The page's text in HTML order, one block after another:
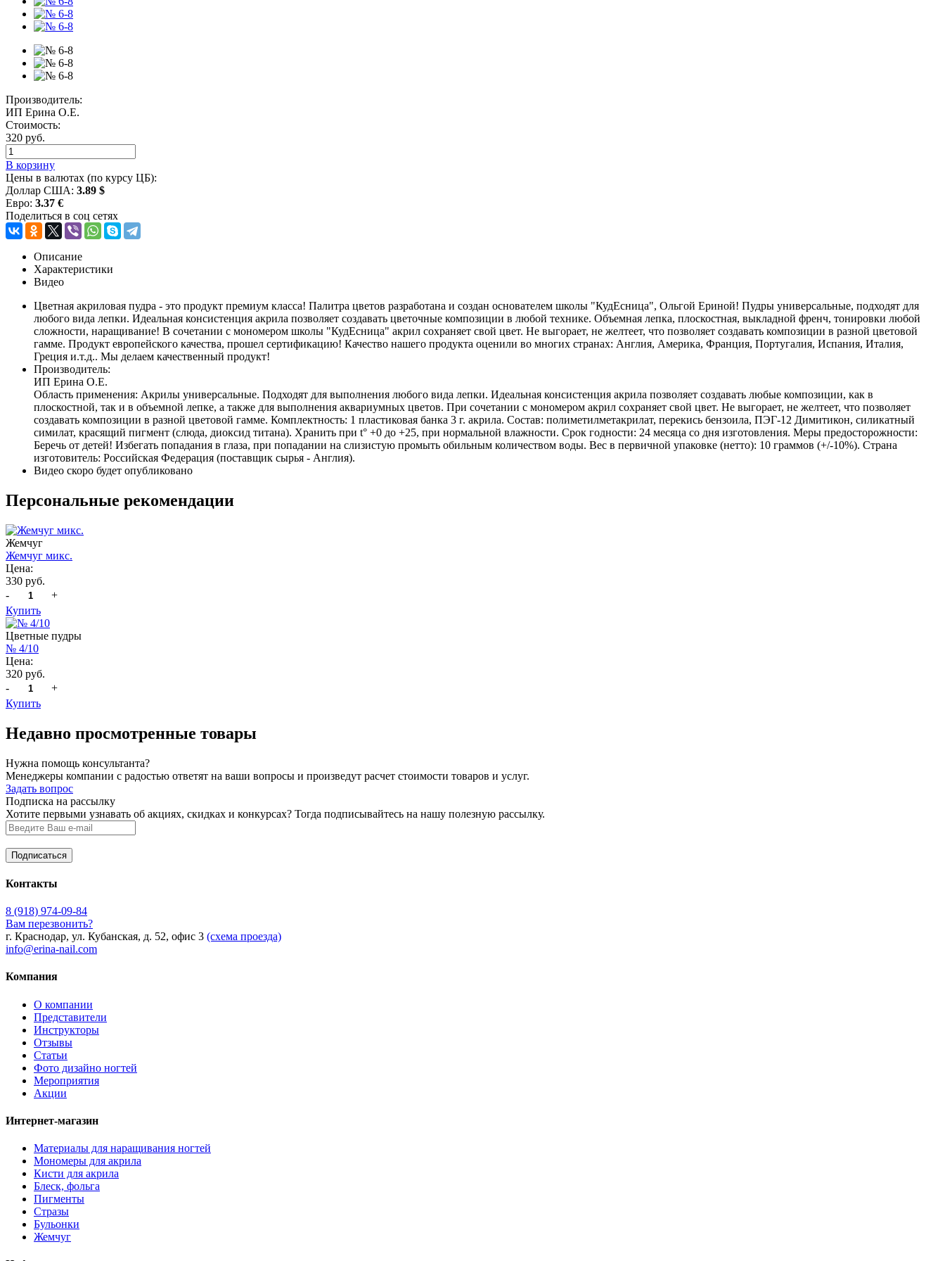
Производитель:
ИП Ерина О.Е.
Стоимость:
320 руб.
В корзину
Цены в валютах (по курсу ЦБ):
Доллар США: 3.89 $
Евро: 3.37 €
Поделиться в соц сетях
Описание
Характеристики
Видео
Цветная акриловая пудра - это продукт премиум класса! Палитра цветов разработана и создан основателем школы "КудЕсница", Ольгой Ериной! Пудры универсальные, подходят для
любого вида лепки. Идеальная консистенция акрила позволяет создавать цветочные композиции в любой технике. Объемная лепка, плоскостная, выкладной френч, тонировки любой
сложности, наращивание! В сочетании с мономером школы "КудЕсница" акрил сохраняет свой цвет. Не выгорает, не желтеет, что позволяет создавать композиции в разной цветовой
гамме. Продукт европейского качества, прошел сертификацию! Качество нашего продукта оценили во многих странах: Англия, Америка, Франция, Португалия, Испания, Италия,
Греция и.т.д.. Мы делаем качественный продукт!
Производитель:
ИП Ерина О.Е.
Область применения: Акрилы универсальные. Подходят для выполнения любого вида лепки. Идеальная консистенция акрила позволяет создавать любые композиции, как в
плоскостной, так и в объемной лепке, а также для выполнения аквариумных цветов. При сочетании с мономером акрил сохраняет свой цвет. Не выгорает, не желтеет, что позволяет
создавать композиции в разной цветовой гамме. Комплектность: 1 пластиковая банка 3 г. акрила. Состав: полиметилметакрилат, перекись бензоила, ПЭГ-12 Димитикон, силикатный
симилат, красящий пигмент (слюда, диоксид титана). Хранить при t° +0 до +25, при нормальной влажности. Срок годности: 24 месяца со дня изготовления. Меры предосторожности:
Беречь от детей! Избегать попадания в глаза, при попадании на слизистую промыть обильным количеством воды. Вес в первичной упаковке (нетто): 10 граммов (+/-10%). Страна
изготовитель: Российская Федерация (поставщик сырья - Англия).
Видео скоро будет опубликовано
Персональные рекомендации
Жемчуг
Жемчуг микс.
Цена:
330 руб.
-
+
Купить
Цветные пудры
№ 4/10
Цена:
320 руб.
-
+
Купить
Недавно просмотренные товары
Нужна помощь консультанта?
Менеджеры компании с радостью ответят на ваши вопросы и произведут расчет стоимости товаров и услуг.
Задать вопрос
Подписка на рассылку
Хотите первыми узнавать об акциях, скидках и конкурсах? Тогда подписывайтесь на нашу полезную рассылку.
Контакты
8 (918) 974-09-84
Вам перезвонить?
г. Краснодар, ул. Кубанская, д. 52, офис 3 (схема проезда)
info@erina-nail.com
Компания
О компании
Представители
Инструкторы
Отзывы
Статьи
Фото дизайно ногтей
Мероприятия
Акции
Интернет-магазин
Материалы для наращивания ногтей
Мономеры для акрила
Кисти для акрила
Блеск, фольга
Пигменты
Стразы
Бульонки
Жемчуг